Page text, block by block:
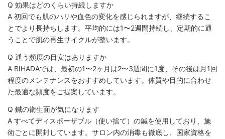
Q 効果はどのくらい持続しますか
A 初回でも肌のハリや血色の変化を感じられますが、継続するこ
とでより長持ちします。平均的には1〜2週間持続し、定期的に通
うことで肌の再生サイクルが整います。
Q 通う頻度の目安はありますか
A BIHADAでは、最初の1〜2ヶ月は2〜3週間に1度、その後は月1回
程度のメンテナンスをおすすめしています。体質や目的に合わせ
た最適な頻度をご提案しています。
Q 鍼の衛生面が気になります
A すべてディスポーザブル（使い捨て）の鍼を使用しており、施
術ごとに開封しています。サロン内の消毒も徹底し、国家資格を